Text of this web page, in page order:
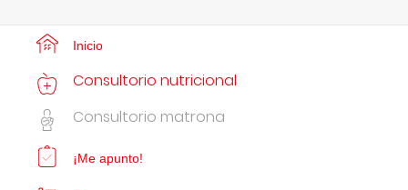
Inicio
Consultorio nutricional
Consultorio matrona
¡Me apunto!